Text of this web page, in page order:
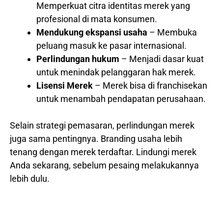
Memperkuat citra identitas merek yang
profesional di mata konsumen.
Mendukung ekspansi usaha – Membuka
peluang masuk ke pasar internasional.
Perlindungan hukum – Menjadi dasar kuat
untuk menindak pelanggaran hak merek.
Lisensi Merek – Merek bisa di franchisekan
untuk menambah pendapatan perusahaan.
Selain strategi pemasaran, perlindungan merek
juga sama pentingnya. Branding usaha lebih
tenang dengan merek terdaftar. Lindungi merek
Anda sekarang, sebelum pesaing melakukannya
lebih dulu.